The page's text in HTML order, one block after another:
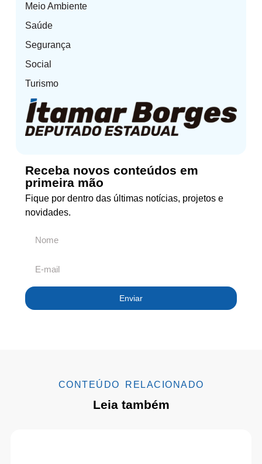
Meio Ambiente
Saúde
Segurança
Social
Turismo
Receba novos conteúdos em
primeira mão
Fique por dentro das últimas notícias, projetos e
novidades.
Enviar
CONTEÚDO RELACIONADO
Leia também